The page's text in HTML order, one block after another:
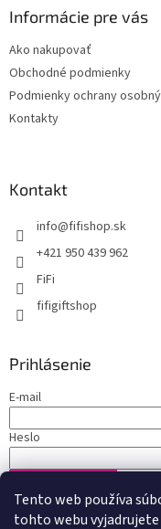
Tento web používa
tohto webu vyjadrujete
Informácie pre vás
Ako nakupovať
Obchodné podmienky
Podmienky ochrany
Kontakty
Kontakt
info@fifishop.sk
+421 950 439 962
FiFi
fifigiftshop
Prihlásenie
E-mail
Heslo
Nová registrácia